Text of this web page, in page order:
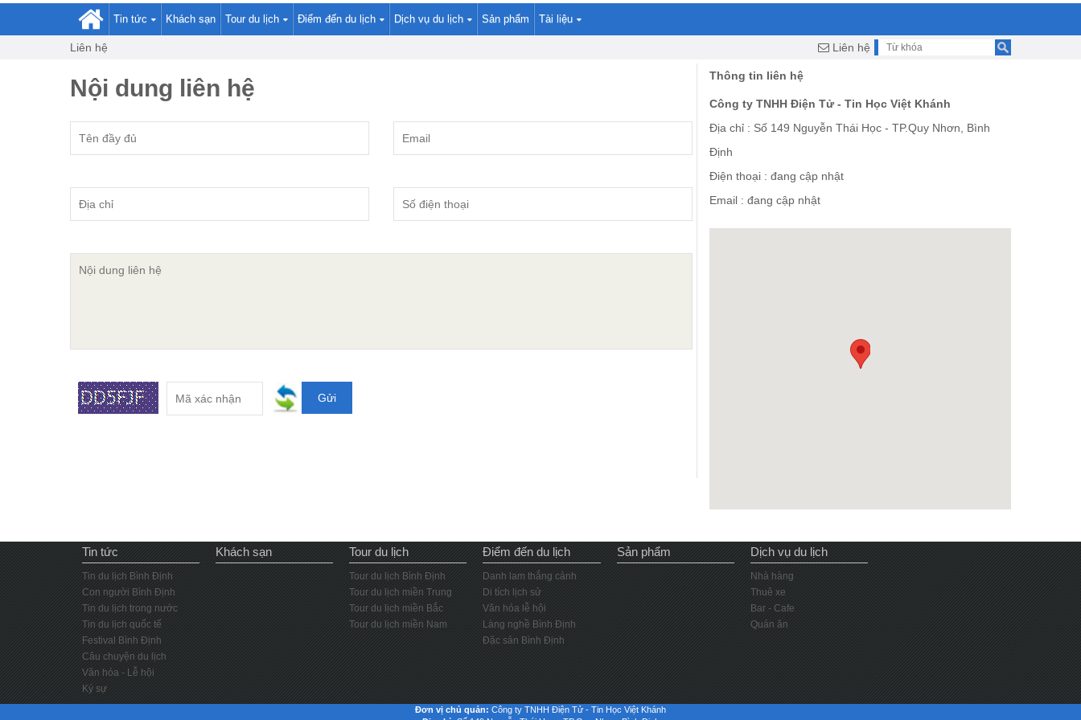
Tin tức Khách sạn Tour du lịch Điểm đến du lịch Dịch vụ du lịch Sản phẩm Tài liệu
Liên hệ Liên hệ
Nội dung liên hệ Thông tin liên hệ
Công ty TNHH Điện Tử - Tin Học Việt Khánh
Địa chỉ : Số 149 Nguyễn Thái Học - TP.Quy Nhơn, Bình
Định
Điện thoại : đang cập nhật
Email : đang cập nhật
Tin tức
Tin du lịch Bình Định
Con người Bình Định
Tin du lịch trong nước
Tin du lịch quốc tế
Festival Bình Định
Câu chuyện du lịch
Văn hóa - Lễ hội
Ký sự
Khách sạn Tour du lịch
Tour du lịch Bình Định
Tour du lịch miền Trung
Tour du lịch miền Bắc
Tour du lịch miền Nam
Điểm đến du lịch
Danh lam thắng cảnh
Di tích lịch sử
Văn hóa lễ hội
Làng nghề Bình Định
Đặc sản Bình Định
Sản phẩm Dịch vụ du lịch
Nhà hàng
Thuê xe
Bar - Cafe
Quán ăn
Đơn vị chủ quản: Công ty TNHH Điện Tử - Tin Học Việt Khánh